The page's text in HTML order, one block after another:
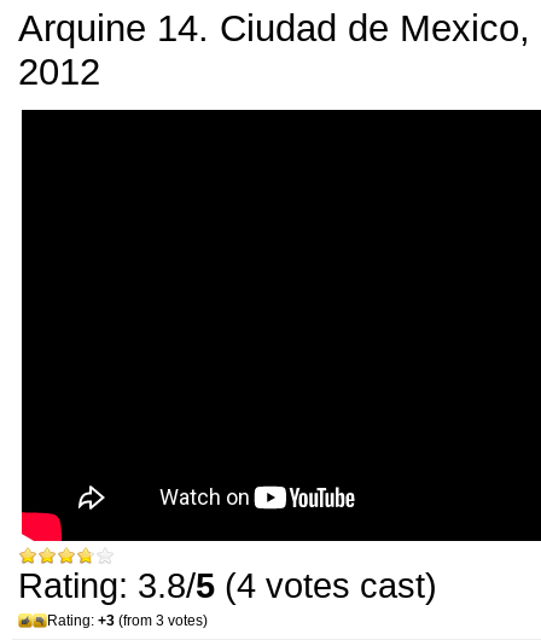
Arquine 14. Ciudad de Mexico,
2012
Rating: 3.8/5 (4 votes cast)
Rating: +3 (from 3 votes)